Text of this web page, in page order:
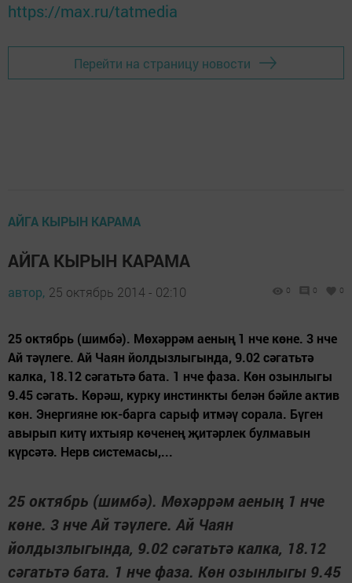
https://max.ru/tatmedia
Перейти на страницу новости
АЙГА КЫРЫН КАРАМА
АЙГА КЫРЫН КАРАМА
автор, 25 октябрь 2014 - 02:10 0 0 0
25 октябрь (шимбә). Мөхәррәм аеның 1 нче көне. 3 нче
Ай тәүлеге. Ай Чаян йолдызлыгында, 9.02 сәгатьтә
калка, 18.12 сәгатьтә бата. 1 нче фаза. Көн озынлыгы
9.45 сәгать. Көрәш, курку инстинкты белән бәйле актив
көн. Энергияне юк-барга сарыф итмәү сорала. Бүген
авырып китү ихтыяр көченең җитәрлек булмавын
күрсәтә. Нерв системасы,...
25 октябрь (шимбә). Мөхәррәм аеның 1 нче
көне. 3 нче Ай тәүлеге. Ай Чаян
йолдызлыгында, 9.02 сәгатьтә калка, 18.12
сәгатьтә бата. 1 нче фаза. Көн озынлыгы 9.45